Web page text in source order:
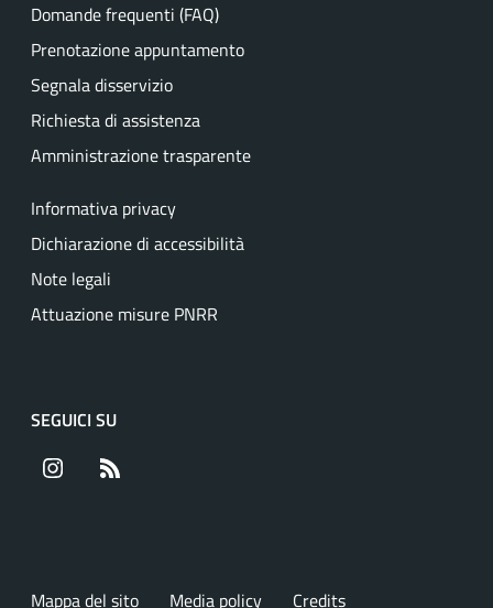
Domande frequenti (FAQ)
Prenotazione appuntamento
Segnala disservizio
Richiesta di assistenza
Amministrazione trasparente
Informativa privacy
Dichiarazione di accessibilità
Note legali
Attuazione misure PNRR
SEGUICI SU
Instagram
Mappa del sito Media policy Credits